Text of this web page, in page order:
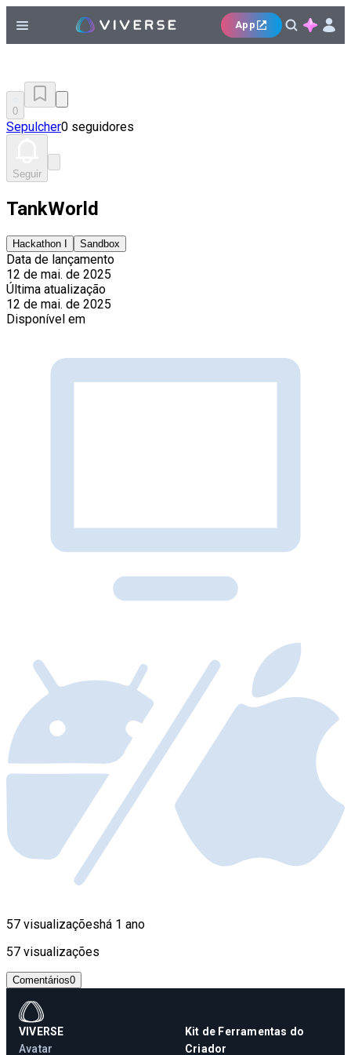
App
0
Sepulcher0 seguidores
Seguir
TankWorld
Hackathon I Sandbox
Data de lançamento
12 de mai. de 2025
Última atualização
12 de mai. de 2025
Disponível em
57 visualizaçõeshá 1 ano
57 visualizações
Comentários0
VIVERSE
Avatar
Kit de Ferramentas do
Criador